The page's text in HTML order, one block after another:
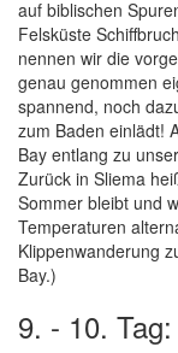
auf biblischen
Felsküste
nennen wir die
genau genommen
spannend, noch
zum Baden einlädt!
Bay entlang zu
Zurück in Sliema
Sommer bleibt und
Temperaturen
Klippenwanderung
Bay.)
9. - 10.